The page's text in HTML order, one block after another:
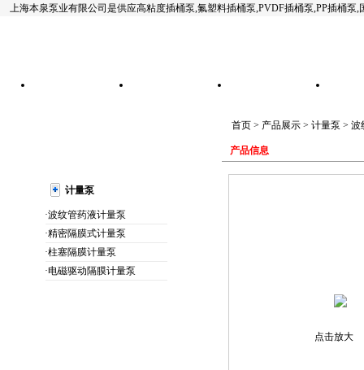
上海本泉泵业有限公司是供应高粘度插桶泵,氟塑料插桶泵,PVDF插桶泵,PP插桶泵
计量泵
·波纹管药液计量泵
·精密隔膜式计量泵
·柱塞隔膜计量泵
·电磁驱动隔膜计量泵
首页 > 产品展示 > 计量泵 > 波
产品信息
点击放大